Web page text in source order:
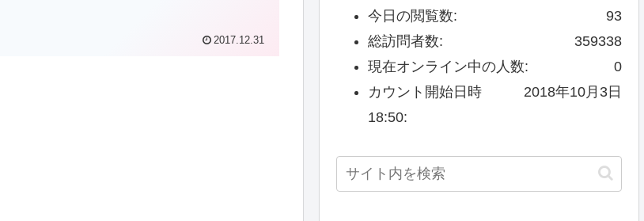
2017.12.31
93
今日の閲覧数:
359338
総訪問者数:
0
現在オンライン中の人数:
2018年10月3日
カウント開始日時
18:50: